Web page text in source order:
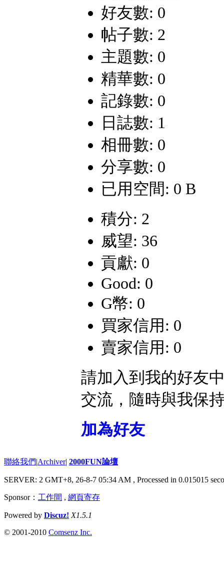
好友數: 0
帖子數: 2
主題數: 0
精華數: 0
記錄數: 0
日誌數: 1
相冊數: 0
分享數: 0
已用空間: 0 B
積分: 2
威望: 36
貢獻: 0
Good: 0
G幣: 0
買家信用: 0
賣家信用: 0
請加入到我的好友
交流，隨時與我保
加為好友
聯絡我們|Archiver| 2000FUN論壇
SERVER: 2 GMT+8, 26-8-7 05:34 AM , Processed in 0.015015
Sponsor： 工作間 , 網頁寄存
Powered by Discuz! X1.5.1
© 2001-2010 Comsenz Inc.